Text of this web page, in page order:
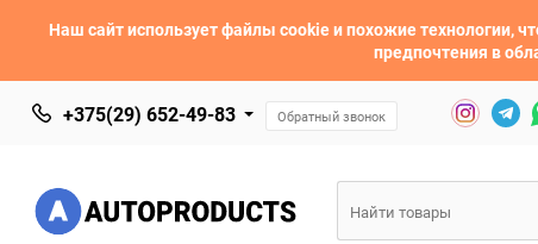
Наш сайт использует файлы cookie и похожие технологии,
предпочтения в
+375(29) 652-49-83 Обратный звонок